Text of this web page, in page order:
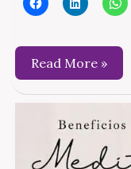
5
para
estrés
Read More »